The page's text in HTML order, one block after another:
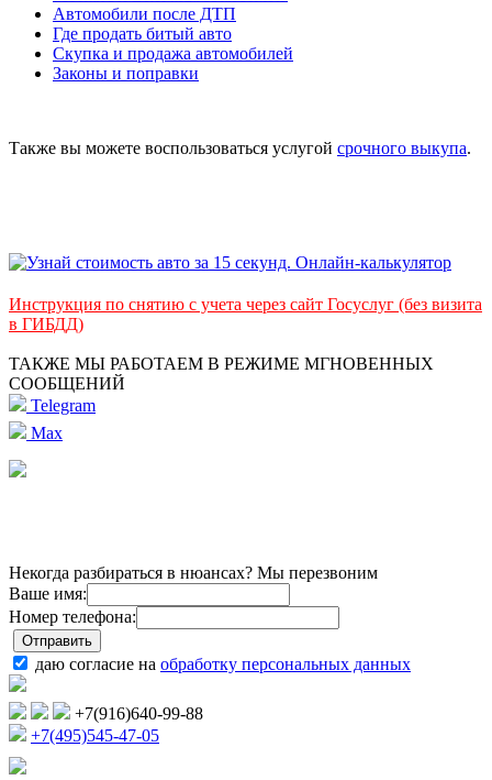
Автомобили после ДТП
Где продать битый авто
Скупка и продажа автомобилей
Законы и поправки
Также вы можете воспользоваться услугой срочного выкупа.
Инструкция по снятию с учета через сайт Госуслуг (без визита
в ГИБДД)
ТАКЖЕ МЫ РАБОТАЕМ В РЕЖИМЕ МГНОВЕННЫХ
СООБЩЕНИЙ
Telegram
Max
Некогда разбираться в нюансах? Мы перезвоним
Ваше имя:
Номер телефона:
даю согласие на обработку персональных данных
+7(916)640-99-88
+7(495)545-47-05